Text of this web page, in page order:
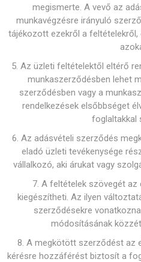
megismerte. A vevő az
munkavégzésre irányuló
tájékozott ezekről a
5. Az üzleti feltételektől eltérő
munkaszerződésben lehet
szerződésben vagy a
rendelkezések elsőbbséget
foglaltakkal
6. Az adásvételi szerződés
eladó üzleti tevékenysége
vállalkozó, aki árukat vagy
7. A feltételek szövegét
kiegészítheti. Az ilyen
szerződésekre
módosításának
8. A megkötött szerződést az
kérésre hozzáférést biztosít a